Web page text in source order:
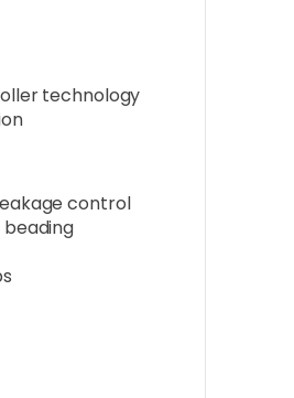
technology
control